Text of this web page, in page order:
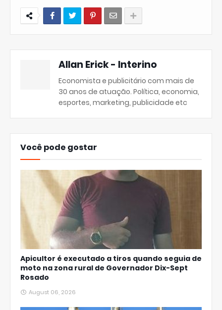
Allan Erick - Interino
Economista e publicitário com mais de
30 anos de atuação. Política, economia,
esportes, marketing, publicidade etc
Você pode gostar
Apicultor é executado a tiros quando seguia de
moto na zona rural de Governador Dix-Sept
Rosado
August 06, 2026